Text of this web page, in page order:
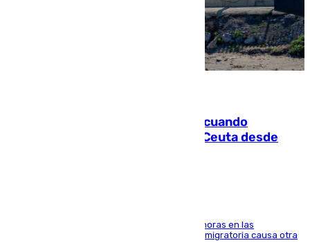
Fallece un joven tras caer al mar cuando
intentaba entrar en parapente a Ceuta desde
El accidente se produjo alrededor de las 8.00 horas en las
inmediaciones del espigón de Benzú y la crisis migratoria causa otra